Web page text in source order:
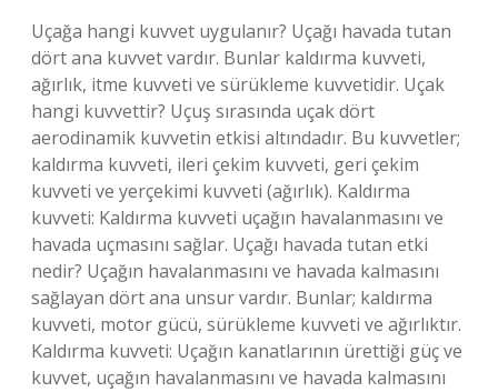
Uçağa hangi kuvvet uygulanır? Uçağı havada tutan
dört ana kuvvet vardır. Bunlar kaldırma kuvveti,
ağırlık, itme kuvveti ve sürükleme kuvvetidir. Uçak
hangi kuvvettir? Uçuş sırasında uçak dört
aerodinamik kuvvetin etkisi altındadır. Bu kuvvetler;
kaldırma kuvveti, ileri çekim kuvveti, geri çekim
kuvveti ve yerçekimi kuvveti (ağırlık). Kaldırma
kuvveti: Kaldırma kuvveti uçağın havalanmasını ve
havada uçmasını sağlar. Uçağı havada tutan etki
nedir? Uçağın havalanmasını ve havada kalmasını
sağlayan dört ana unsur vardır. Bunlar; kaldırma
kuvveti, motor gücü, sürükleme kuvveti ve ağırlıktır.
Kaldırma kuvveti: Uçağın kanatlarının ürettiği güç ve
kuvvet, uçağın havalanmasını ve havada kalmasını